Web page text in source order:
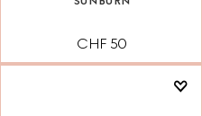
CHF 50